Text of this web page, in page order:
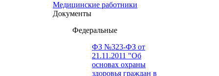
Медицинские работники
Документы
Федеральные
ФЗ №323-ФЗ от
21.11.2011 "Об
основах охраны
здоровья граждан в